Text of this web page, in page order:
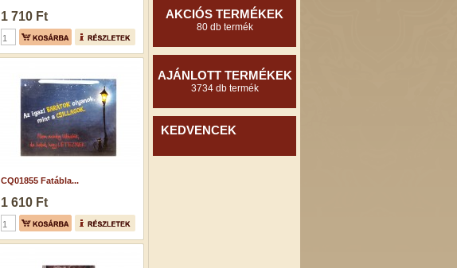
1 710 Ft
CQ01855 Fatábla...
1 610 Ft
AKCIÓS TERMÉKEK
80 db termék
AJÁNLOTT TERMÉKEK
3734 db termék
KEDVENCEK